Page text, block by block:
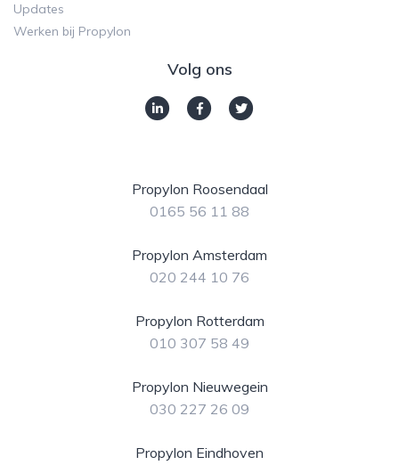
Updates
Werken bij Propylon
Volg ons
Propylon Roosendaal
0165 56 11 88
Propylon Amsterdam
020 244 10 76
Propylon Rotterdam
010 307 58 49
Propylon Nieuwegein
030 227 26 09
Propylon Eindhoven